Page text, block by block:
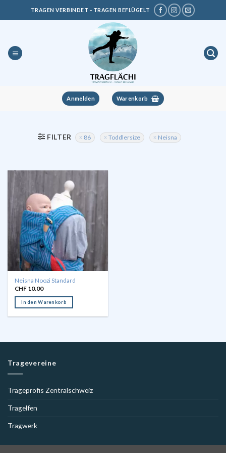
TRAGEN VERBINDET - TRAGEN BEFLÜGELT
Anmelden Warenkorb
FILTER 86 Toddlersize Neisna
Neisna Noozi Standard
CHF10.00
In den Warenkorb
Tragevereine
Trageprofis Zentralschweiz
Tragelfen
Tragwerk